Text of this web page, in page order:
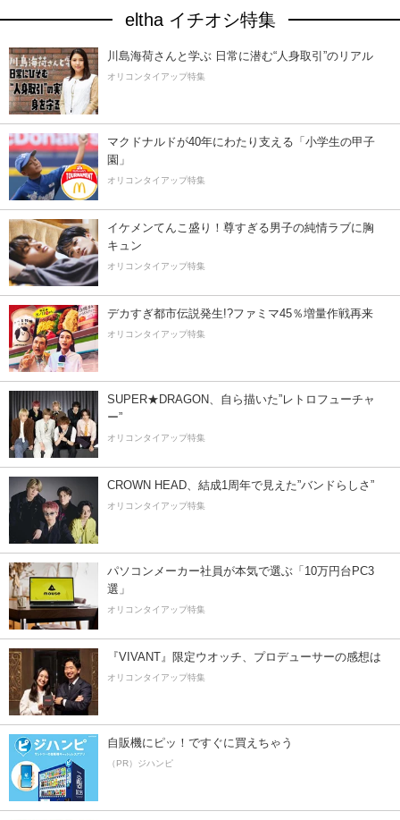
eltha イチオシ特集
川島海荷さんと学ぶ 日常に潜む“人身取引”のリアル
オリコンタイアップ特集
マクドナルドが40年にわたり支える「小学生の甲子
園」
オリコンタイアップ特集
イケメンてんこ盛り！尊すぎる男子の純情ラブに胸
キュン
オリコンタイアップ特集
デカすぎ都市伝説発生!?ファミマ45％増量作戦再来
オリコンタイアップ特集
SUPER★DRAGON、自ら描いた”レトロフューチャ
ー”
オリコンタイアップ特集
CROWN HEAD、結成1周年で見えた”バンドらしさ”
オリコンタイアップ特集
パソコンメーカー社員が本気で選ぶ「10万円台PC3
選」
オリコンタイアップ特集
『VIVANT』限定ウオッチ、プロデューサーの感想は
オリコンタイアップ特集
自販機にピッ！ですぐに買えちゃう
（PR）ジハンピ